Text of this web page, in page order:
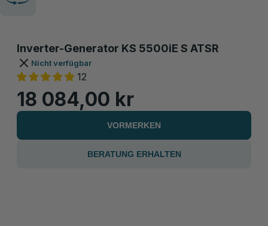
Inverter-Generator KS 5500iE S ATSR
Nicht verfügbar
12
18 084,00 kr
VORMERKEN
BERATUNG ERHALTEN